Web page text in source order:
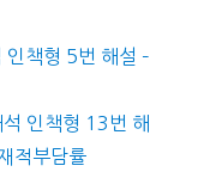
책형 5번 해설 –
인책형 13번 해
적부담률